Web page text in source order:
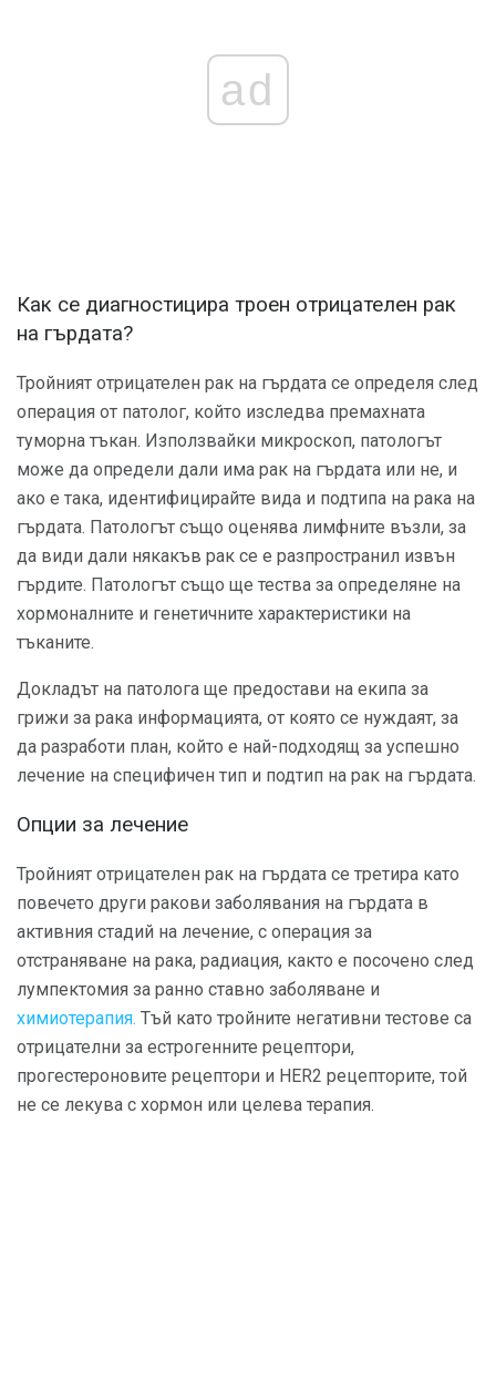
ad
Как се диагностицира троен отрицателен рак
на гърдата?
Тройният отрицателен рак на гърдата се определя след
операция от патолог, който изследва премахната
туморна тъкан. Използвайки микроскоп, патологът
може да определи дали има рак на гърдата или не, и
ако е така, идентифицирайте вида и подтипа на рака на
гърдата. Патологът също оценява лимфните възли, за
да види дали някакъв рак се е разпространил извън
гърдите. Патологът също ще тества за определяне на
хормоналните и генетичните характеристики на
тъканите.
Докладът на патолога ще предостави на екипа за
грижи за рака информацията, от която се нуждаят, за
да разработи план, който е най-подходящ за успешно
лечение на специфичен тип и подтип на рак на гърдата.
Опции за лечение
Тройният отрицателен рак на гърдата се третира като
повечето други ракови заболявания на гърдата в
активния стадий на лечение, с операция за
отстраняване на рака, радиация, както е посочено след
лумпектомия за ранно ставно заболяване и
химиотерапия. Тъй като тройните негативни тестове са
отрицателни за естрогенните рецептори,
прогестероновите рецептори и HER2 рецепторите, той
не се лекува с хормон или целева терапия.